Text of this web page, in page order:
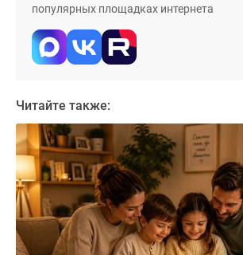
популярных площадках интернета
Читайте также: